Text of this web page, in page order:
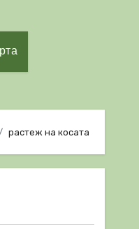
растеж на косата